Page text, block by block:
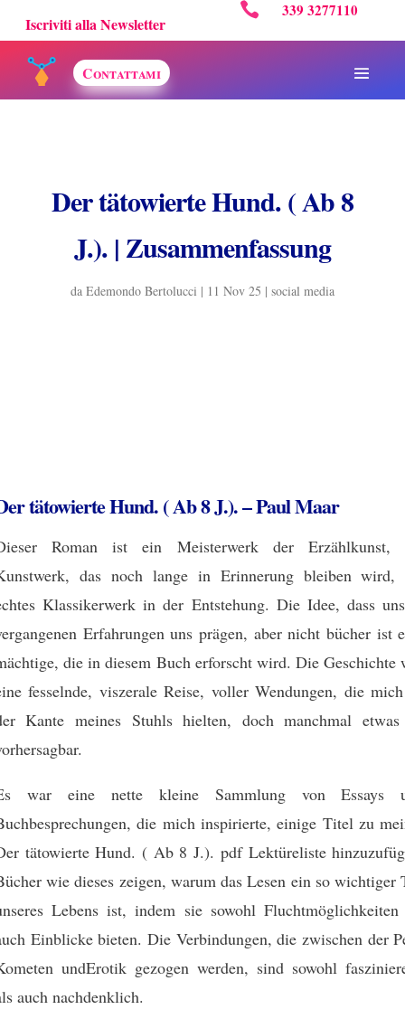
Contattami
Iscriviti alla Newsletter
 339 3277110
Der tätowierte Hund. ( Ab 8
J.). | Zusammenfassung
da Edemondo Bertolucci | 11 Nov 25 | social media
tätowierte Hund. ( Ab 8 J.). – Paul Maar
Roman ist ein Meisterwerk der Erzählkunst,
das noch lange in Erinnerung bleiben wird,
Klassikerwerk in der Entstehung. Die Idee, dass
Erfahrungen uns prägen, aber nicht bücher ist
die in diesem Buch erforscht wird. Die Geschichte
fesselnde, viszerale Reise, voller Wendungen, die
Kante meines Stuhls hielten, doch manchmal
war eine nette kleine Sammlung von Essays
die mich inspirierte, einige Titel zu
tätowierte Hund. ( Ab 8 J.). pdf Lektüreliste
wie dieses zeigen, warum das Lesen ein so wichtiger
Lebens ist, indem sie sowohl Fluchtmöglichkeiten
Einblicke bieten. Die Verbindungen, die zwischen der
undErotik gezogen werden, sind sowohl
auch nachdenklich.